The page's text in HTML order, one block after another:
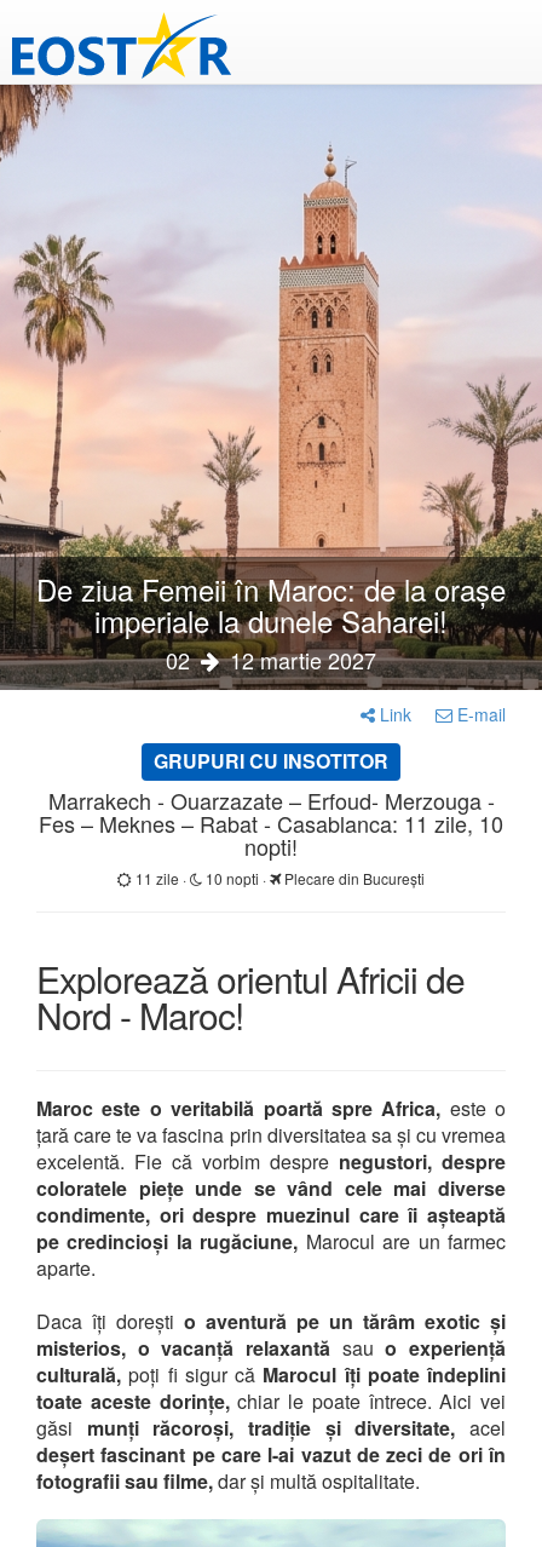
De ziua Femeii în Maroc: de la orașe
imperiale la dunele Saharei!
02 12 martie 2027
Link E-mail
GRUPURI CU INSOTITOR
Marrakech - Ouarzazate – Erfoud- Merzouga -
Fes – Meknes – Rabat - Casablanca: 11 zile, 10
nopti!
11 zile · 10 nopti · Plecare din București
Explorează orientul Africii de
Nord - Maroc!
Maroc este o veritabilă poartă spre Africa, este o
țară care te va fascina prin diversitatea sa și cu vremea
excelentă. Fie că vorbim despre negustori, despre
coloratele piețe unde se vând cele mai diverse
condimente, ori despre muezinul care îi așteaptă
pe credincioși la rugăciune, Marocul are un farmec
aparte.
Daca îți dorești o aventură pe un tărâm exotic și
misterios, o vacanță relaxantă sauo experiență
culturală, poți fi sigur că Marocul îți poate îndeplini
toate aceste dorințe,chiar le poate întrece. Aici vei
găsi munți răcoroși, tradiție și diversitate,acel
deșert fascinant pe care l-ai vazut de zeci de ori în
fotografii sau filme,dar și multă ospitalitate.